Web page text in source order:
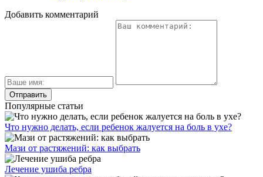
Добавить комментарий
Популярные статьи
Что нужно делать, если ребенок жалуется на боль в ухе?
Мази от растяжений: как выбрать
Лечение ушиба ребра